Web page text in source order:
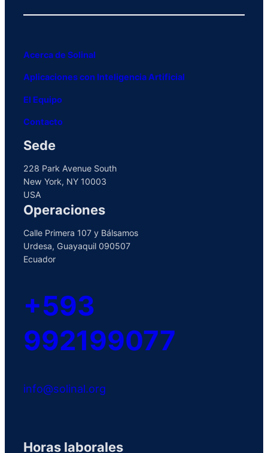
Acerca de Solinal
Aplicaciones con Inteligencia Artificial
El Equipo
Contacto
Sede
228 Park Avenue South
New York, NY 10003
USA
Operaciones
Calle Primera 107 y Bálsamos
Urdesa, Guayaquil 090507
Ecuador
+593
992199077
info@solinal.org
Horas laborales